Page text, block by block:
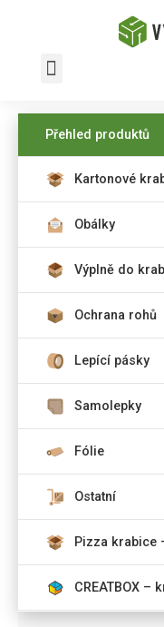
Přehled produktů
Kartonové
Obálky
Výplně do
Ochrana rohů
Lepící pásky
Samolepky
Fólie
Ostatní
Pizza krabice
CREATBOX –